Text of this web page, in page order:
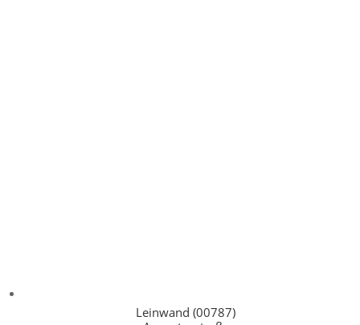
Leinwand (00787)